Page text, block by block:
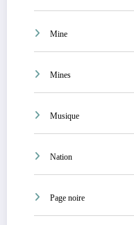
Mine
Mines
Musique
Nation
Page noire